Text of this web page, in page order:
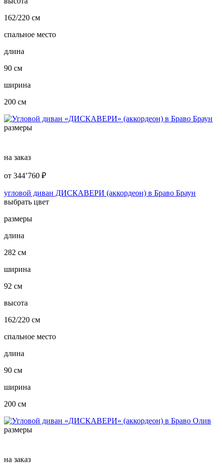
162/220 см
спальное место
длина
90 см
ширина
200 см
размеры
на заказ
от 344’760 ₽
угловой диван ДИСКАВЕРИ (аккордеон) в Браво Браун
выбрать цвет
размеры
длина
282 см
ширина
92 см
высота
162/220 см
спальное место
длина
90 см
ширина
200 см
размеры
на заказ